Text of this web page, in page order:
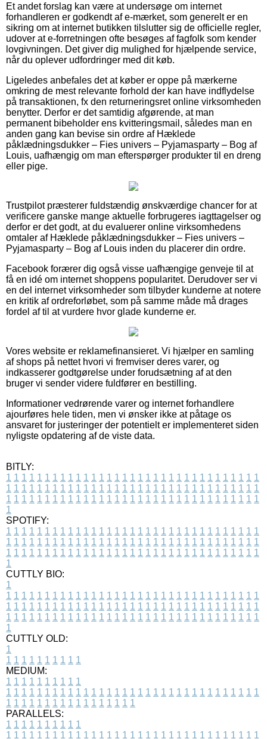
Et andet forslag kan være at undersøge om internet
forhandleren er godkendt af e-mærket, som generelt er en
sikring om at internet butikken tilslutter sig de officielle regler,
udover at e-forretningen ofte besøges af fagfolk som kender
lovgivningen. Det giver dig mulighed for hjælpende service,
når du oplever udfordringer med dit køb.
Ligeledes anbefales det at køber er oppe på mærkerne
omkring de mest relevante forhold der kan have indflydelse
på transaktionen, fx den returneringsret online virksomheden
benytter. Derfor er det samtidig afgørende, at man
permanent bibeholder ens kvitteringsmail, således man en
anden gang kan bevise sin ordre af Hæklede
påklædningsdukker – Fies univers – Pyjamasparty – Bog af
Louis, uafhængig om man efterspørger produkter til en dreng
eller pige.
Trustpilot præsterer fuldstændig ønskværdige chancer for at
verificere ganske mange aktuelle forbrugeres iagttagelser og
derfor er det godt, at du evaluerer online virksomhedens
omtaler af Hæklede påklædningsdukker – Fies univers –
Pyjamasparty – Bog af Louis inden du placerer din ordre.
Facebook forærer dig også visse uafhængige genveje til at
få en idé om internet shoppens popularitet. Derudover ser vi
en del internet virksomheder som tilbyder kunderne at notere
en kritik af ordreforløbet, som på samme måde må drages
fordel af til at vurdere hvor glade kunderne er.
Vores website er reklamefinansieret. Vi hjælper en samling
af shops på nettet hvori vi fremviser deres varer, og
indkasserer godtgørelse under forudsætning af at den
bruger vi sender videre fuldfører en bestilling.
Informationer vedrørende varer og internet forhandlere
ajourføres hele tiden, men vi ønsker ikke at påtage os
ansvaret for justeringer der potentielt er implementeret siden
nyligste opdatering af de viste data.
BITLY:
1 1 1 1 1 1 1 1 1 1 1 1 1 1 1 1 1 1 1 1 1 1 1 1 1 1 1 1 1 1 1 1 1
1 1 1 1 1 1 1 1 1 1 1 1 1 1 1 1 1 1 1 1 1 1 1 1 1 1 1 1 1 1 1 1 1
1 1 1 1 1 1 1 1 1 1 1 1 1 1 1 1 1 1 1 1 1 1 1 1 1 1 1 1 1 1 1 1 1
1
SPOTIFY:
1 1 1 1 1 1 1 1 1 1 1 1 1 1 1 1 1 1 1 1 1 1 1 1 1 1 1 1 1 1 1 1 1
1 1 1 1 1 1 1 1 1 1 1 1 1 1 1 1 1 1 1 1 1 1 1 1 1 1 1 1 1 1 1 1 1
1 1 1 1 1 1 1 1 1 1 1 1 1 1 1 1 1 1 1 1 1 1 1 1 1 1 1 1 1 1 1 1 1
1
CUTTLY BIO:
1
1 1 1 1 1 1 1 1 1 1 1 1 1 1 1 1 1 1 1 1 1 1 1 1 1 1 1 1 1 1 1 1 1
1 1 1 1 1 1 1 1 1 1 1 1 1 1 1 1 1 1 1 1 1 1 1 1 1 1 1 1 1 1 1 1 1
1 1 1 1 1 1 1 1 1 1 1 1 1 1 1 1 1 1 1 1 1 1 1 1 1 1 1 1 1 1 1 1 1
1
CUTTLY OLD:
1
1 1 1 1 1 1 1 1 1 1
MEDIUM:
1 1 1 1 1 1 1 1 1 1
1 1 1 1 1 1 1 1 1 1 1 1 1 1 1 1 1 1 1 1 1 1 1 1 1 1 1 1 1 1 1 1 1
1 1 1 1 1 1 1 1 1 1 1 1 1 1 1 1 1
PARALLELS:
1 1 1 1 1 1 1 1 1 1
1 1 1 1 1 1 1 1 1 1 1 1 1 1 1 1 1 1 1 1 1 1 1 1 1 1 1 1 1 1 1 1 1